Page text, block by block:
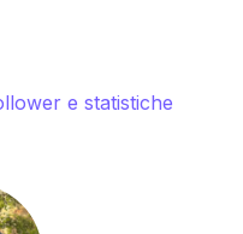
e statistiche